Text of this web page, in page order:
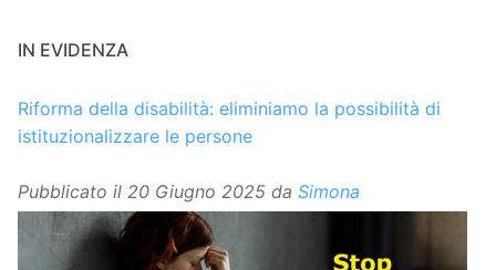
IN EVIDENZA
Riforma della disabilità: eliminiamo la possibilità di
istituzionalizzare le persone
Pubblicato il 20 Giugno 2025 da Simona